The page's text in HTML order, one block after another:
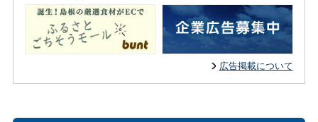
広告掲載について